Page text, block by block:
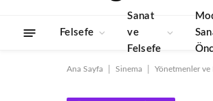
Felsefe
Sanat
ve
Felsefe
Ana Sayfa Sinema Yönetmenler ve